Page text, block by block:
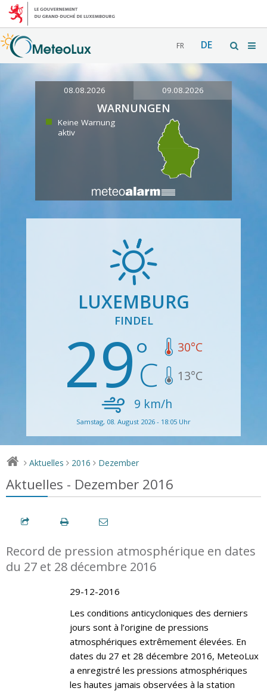
FR DE
08.08.2026 09.08.2026
WARNUNGEN
Keine Warnung
aktiv
LUXEMBURG
FINDEL
29 30°C
13°C
9 km/h
Samstag, 08. August 2026 - 18:05 Uhr
> Aktuelles > 2016 > Dezember
Aktuelles - Dezember 2016
Record de pression atmosphérique en dates
du 27 et 28 décembre 2016
29-12-2016
Les conditions anticycloniques des derniers
jours sont à l’origine de pressions
atmosphériques extrêmement élevées. En
dates du 27 et 28 décembre 2016, MeteoLux
a enregistré les pressions atmosphériques
les hautes jamais observées à la station